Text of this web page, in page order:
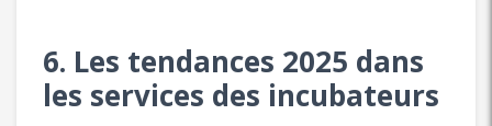
6. Les tendances 2025 dans
les services des incubateurs